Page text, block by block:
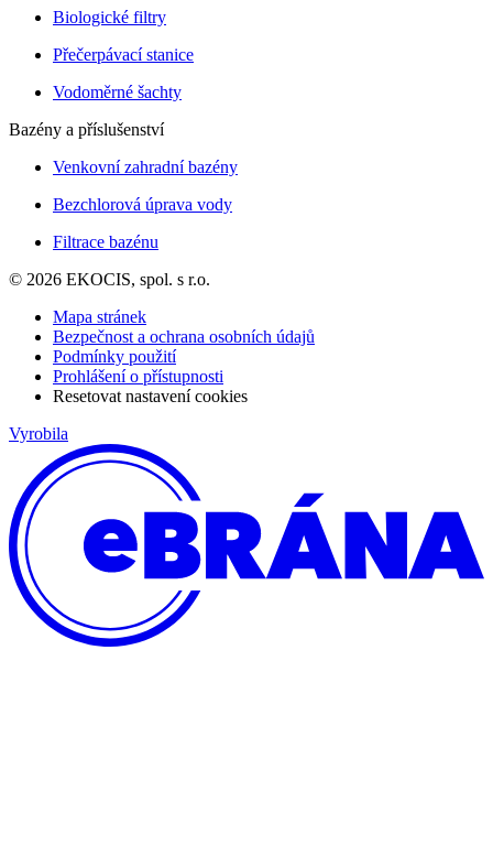
Biologické filtry
Přečerpávací stanice
Vodoměrné šachty
Bazény a příslušenství
Venkovní zahradní bazény
Bezchlorová úprava vody
Filtrace bazénu
© 2026 EKOCIS, spol. s r.o.
Mapa stránek
Bezpečnost a ochrana osobních údajů
Podmínky použití
Prohlášení o přístupnosti
Resetovat nastavení cookies
Vyrobila